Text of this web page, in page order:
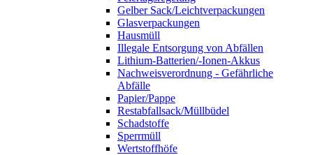
Gelber Sack/Leichtverpackungen
Glasverpackungen
Hausmüll
Illegale Entsorgung von Abfällen
Lithium-Batterien/-Ionen-Akkus
Nachweisverordnung - Gefährliche
Abfälle
Papier/Pappe
Restabfallsack/Müllbüdel
Schadstoffe
Sperrmüll
Wertstoffhöfe